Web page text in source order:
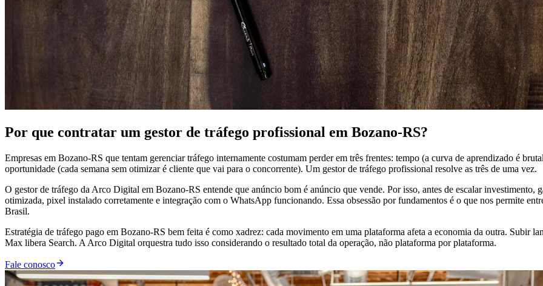
Por que contratar um gestor de tráfego profissional em Bozano-RS?
Empresas em Bozano-RS que tentam gerenciar tráfego internamente costumam perder em três frentes: tempo (a curva de aprendizado é
oportunidade (cada semana sem otimizar é cliente que vai para o concorrente). Um gestor de tráfego profissional resolve as três de uma vez.
O gestor de tráfego da Arco Digital em Bozano-RS entende que anúncio bom é anúncio que vende. Por isso, antes de escalar investimento,
otimizada, pixel instalado corretamente e integração com o WhatsApp funcionando. Essa obsessão por fundamentos é o que nos permite
Brasil.
Estratégia de tráfego pago em Bozano-RS bem feita é como xadrez: cada movimento em uma plataforma afeta a economia da outra. Subir
Max libera Search. A Arco Digital orquestra tudo isso considerando o resultado total da operação, não plataforma por plataforma.
Fale conosco